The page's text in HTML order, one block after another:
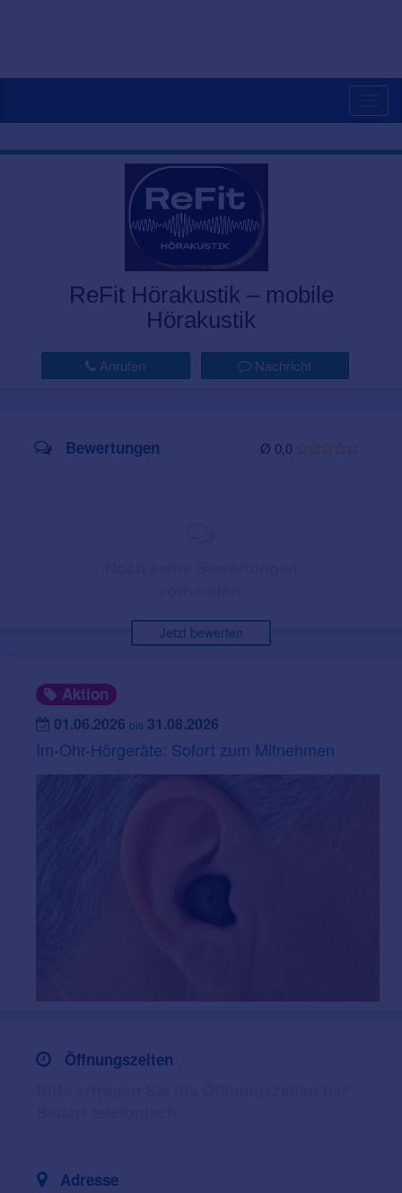
ReFit Hörakustik – mobile
Hörakustik
Anrufen Nachricht
Ø 0,0
Bewertungen
Jetzt bewerten
Aktion
01.06.2026 bis 31.08.2026
Im-Ohr-Hörgeräte: Sofort zum Mitnehmen
Öffnungszeiten
Adresse